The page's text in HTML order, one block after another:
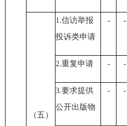
（五）
1.信访举报
投诉类申请
- -
2.重复申请 - -
3.要求提供
公开出版物
- -